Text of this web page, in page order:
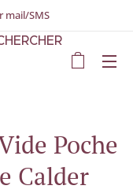
mail/SMS
Poche
Calder